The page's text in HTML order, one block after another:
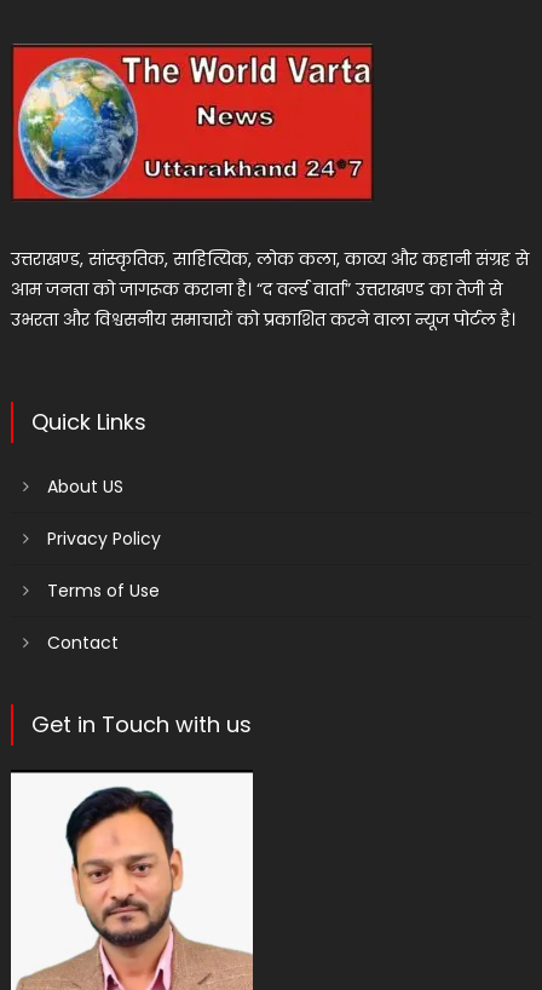
उत्तराखण्ड, सांस्कृतिक, साहित्यिक, लोक कला, काव्य और कहानी संग्रह से
आम जनता को जागरूक कराना है। “द वर्ल्ड वार्ता” उत्तराखण्ड का तेजी से
उभरता और विश्वसनीय समाचारों को प्रकाशित करने वाला न्यूज पोर्टल है।
Quick Links
About US
Privacy Policy
Terms of Use
Contact
Get in Touch with us